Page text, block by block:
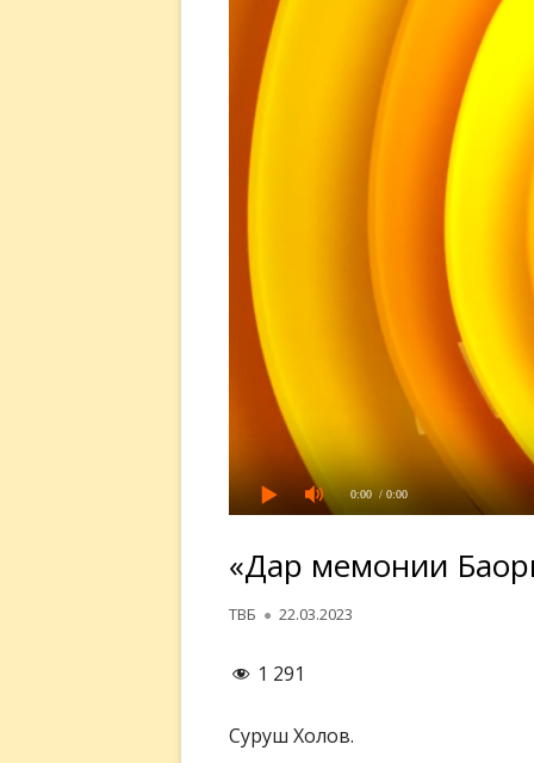
0:00 / 0:00
«Дар меҳмонии
Автор
ТВБ Опубликовано
22.03.2023
1 291
Суруш Холов.